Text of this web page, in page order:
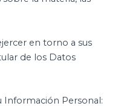
en torno a sus
de los Datos
Información Personal: